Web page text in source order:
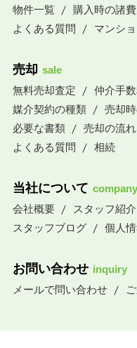
物件一覧
購入時の諸
よくある質問
マンシ
売却 sale
無料売却査定
仲介手
媒介契約の種類
売却
必要な書類
売却の流れ
よくある質問
相続
当社について company
会社概要
スタッフ紹介
スタッフブログ
個人
お問い合わせ inquiry
メールで問い合わせ